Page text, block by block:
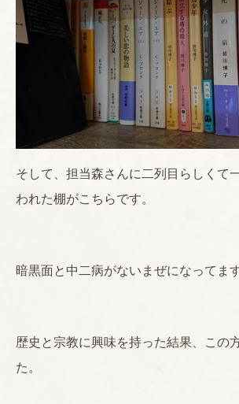
そして、担当森さんに二列目らしくて
われた棚がこちらです。
暗黒面と中二病がないまぜになってま
歴史と宗教に興味を持った結果、この
た。